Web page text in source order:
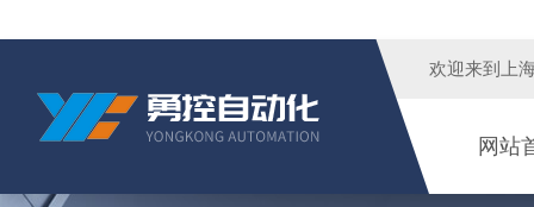
欢迎来到 上
网站